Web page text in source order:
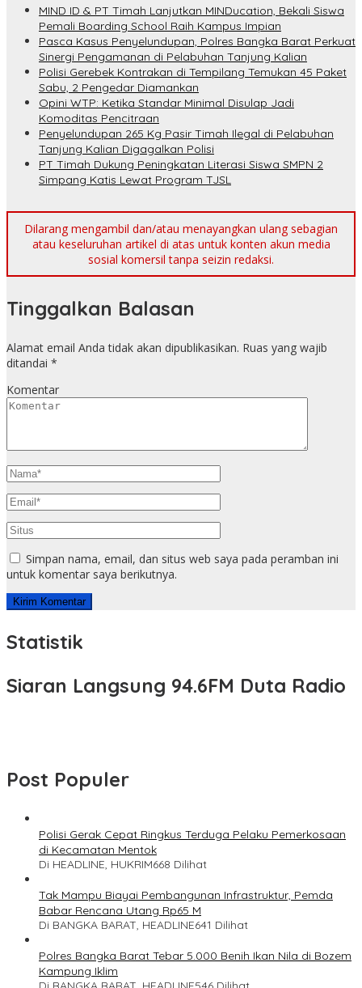
MIND ID & PT Timah Lanjutkan MINDucation, Bekali Siswa
Pemali Boarding School Raih Kampus Impian
Pasca Kasus Penyelundupan, Polres Bangka Barat Perkuat
Sinergi Pengamanan di Pelabuhan Tanjung Kalian
Polisi Gerebek Kontrakan di Tempilang Temukan 45 Paket
Sabu, 2 Pengedar Diamankan
Opini WTP: Ketika Standar Minimal Disulap Jadi
Komoditas Pencitraan
Penyelundupan 265 Kg Pasir Timah Ilegal di Pelabuhan
Tanjung Kalian Digagalkan Polisi
PT Timah Dukung Peningkatan Literasi Siswa SMPN 2
Simpang Katis Lewat Program TJSL
Dilarang mengambil dan/atau menayangkan ulang sebagian
atau keseluruhan artikel di atas untuk konten akun media
sosial komersil tanpa seizin redaksi.
Tinggalkan Balasan
Alamat email Anda tidak akan dipublikasikan. Ruas yang wajib
ditandai *
Komentar
Simpan nama, email, dan situs web saya pada peramban ini
untuk komentar saya berikutnya.
Statistik
Siaran Langsung 94.6FM Duta Radio
Post Populer
Polisi Gerak Cepat Ringkus Terduga Pelaku Pemerkosaan
di Kecamatan Mentok
Di HEADLINE, HUKRIM668 Dilihat
Tak Mampu Biayai Pembangunan Infrastruktur, Pemda
Babar Rencana Utang Rp65 M
Di BANGKA BARAT, HEADLINE641 Dilihat
Polres Bangka Barat Tebar 5.000 Benih Ikan Nila di Bozem
Kampung Iklim